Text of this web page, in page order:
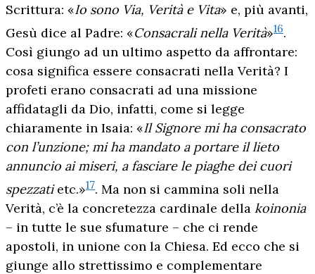
Scrittura: «Io sono Via, Verità e Vita» e, più avanti,
Gesù dice al Padre: «Consacrali nella Verità»16.
Così giungo ad un ultimo aspetto da affrontare:
cosa significa essere consacrati nella Verità? I
profeti erano consacrati ad una missione
affidatagli da Dio, infatti, come si legge
chiaramente in Isaia: «Il Signore mi ha consacrato
con l’unzione; mi ha mandato a portare il lieto
annuncio ai miseri, a fasciare le piaghe dei cuori
spezzatietc.»17. Ma non si cammina soli nella
Verità, c’è la concretezza cardinale della koinonia
– in tutte le sue sfumature – che ci rende
apostoli, in unione con la Chiesa. Ed ecco che si
giunge allo strettissimo e complementare